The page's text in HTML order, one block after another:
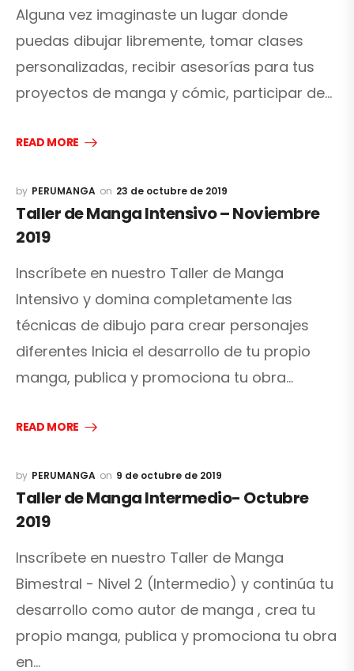
Alguna vez imaginaste un lugar donde
puedas dibujar libremente, tomar clases
personalizadas, recibir asesorías para tus
proyectos de manga y cómic, participar de…
READ MORE
PERUMANGA 23 de octubre de 2019
Taller de Manga Intensivo – Noviembre
2019
Inscríbete en nuestro Taller de Manga
Intensivo y domina completamente las
técnicas de dibujo para crear personajes
diferentes Inicia el desarrollo de tu propio
manga, publica y promociona tu obra…
READ MORE
PERUMANGA 9 de octubre de 2019
Taller de Manga Intermedio- Octubre
2019
Inscríbete en nuestro Taller de Manga
Bimestral - Nivel 2 (Intermedio) y continúa tu
desarrollo como autor de manga , crea tu
propio manga, publica y promociona tu obra
en…